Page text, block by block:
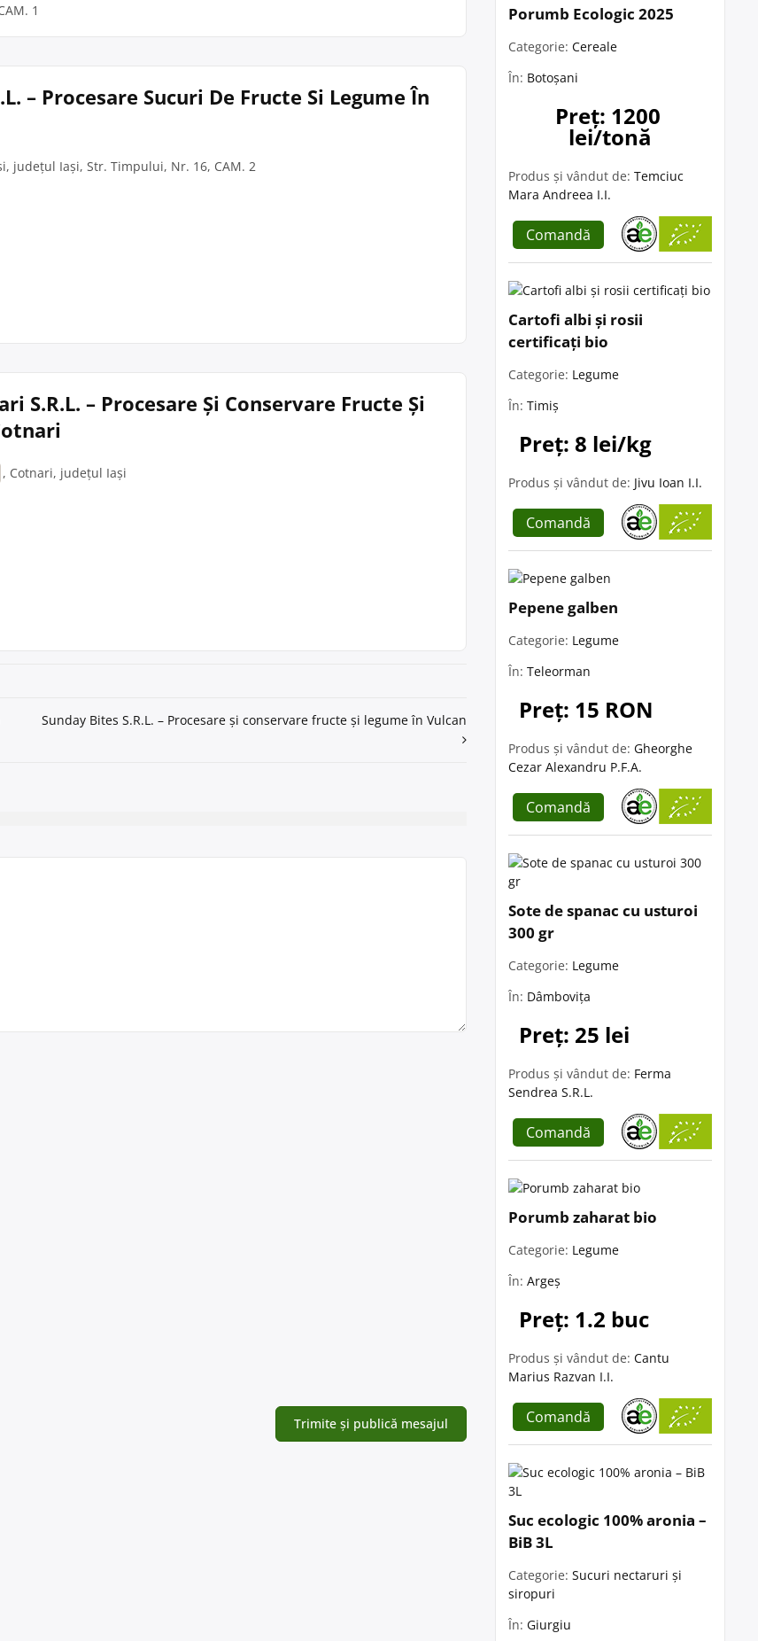
1
– Procesare Sucuri De Fructe Si Legume În
județul Iași, Str. Timpului, Nr. 16, CAM. 2
S.R.L. – Procesare Și Conservare Fructe Și
, Cotnari, județul Iași
Sunday Bites S.R.L. – Procesare și conservare fructe și legume în Vulcan
Porumb Ecologic 2025
Categorie: Cereale
În: Botoșani
Preț: 1200
lei/tonă
Produs și vândut de: Temciuc
Mara Andreea I.I.
Comandă
Cartofi albi și rosii
certificați bio
Categorie: Legume
În: Timiș
Preț: 8 lei/kg
Produs și vândut de: Jivu Ioan I.I.
Comandă
Pepene galben
Categorie: Legume
În: Teleorman
Preț: 15 RON
Produs și vândut de: Gheorghe
Cezar Alexandru P.F.A.
Comandă
Sote de spanac cu usturoi
300 gr
Categorie: Legume
În: Dâmbovița
Preț: 25 lei
Produs și vândut de: Ferma
Sendrea S.R.L.
Comandă
Porumb zaharat bio
Categorie: Legume
În: Argeș
Preț: 1.2 buc
Produs și vândut de: Cantu
Marius Razvan I.I.
Comandă
Suc ecologic 100% aronia –
BiB 3L
Categorie: Sucuri nectaruri și
siropuri
În: Giurgiu